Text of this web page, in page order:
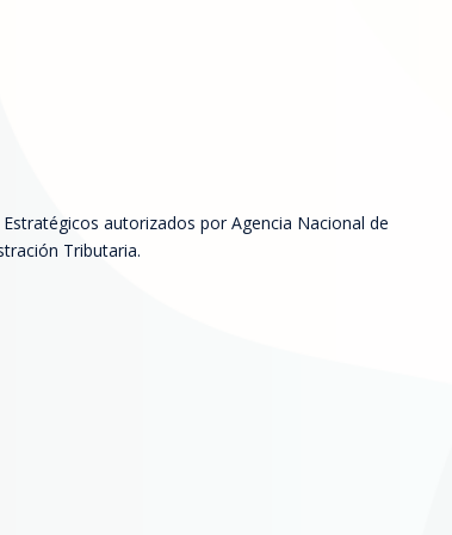
autorizados por Agencia Nacional de
Tributaria.